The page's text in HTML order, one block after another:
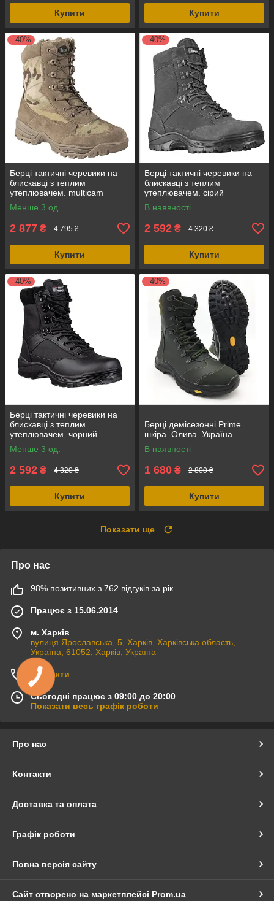
Купити Купити
–40%
Берці тактичні черевики на
блискавці з теплим
утеплювачем. multicam
замш+кордура, Mil-Tec
Німеччина
Менше 3 од.
2 877 ₴ 4 795 ₴
Купити
–40%
Берці тактичні черевики на
блискавці з теплим
утеплювачем. сірий
замш+кордура, Mil-Tec
Німеччина
В наявності
2 592 ₴ 4 320 ₴
Купити
–40%
Берці тактичні черевики на
блискавці з теплим
утеплювачем. чорний
замш+кордура, Mil-Tec
Німеччина
Менше 3 од.
2 592 ₴ 4 320 ₴
Купити
–40%
Берці демісезонні Prime
шкіра. Олива. Україна.
В наявності
1 680 ₴ 2 800 ₴
Купити
Показати ще
Про нас
98% позитивних з 762 відгуків за рік
Працює з 15.06.2014
м. Харків
вулиця Ярославська, 5, Харків, Харківська область,
Україна, 61052, Харків, Україна
Контакти
Сьогодні працює з 09:00 до 20:00
Показати весь графік роботи
Про нас
Контакти
Доставка та оплата
Графік роботи
Повна версія сайту
Сайт створено на маркетплейсі Prom.ua